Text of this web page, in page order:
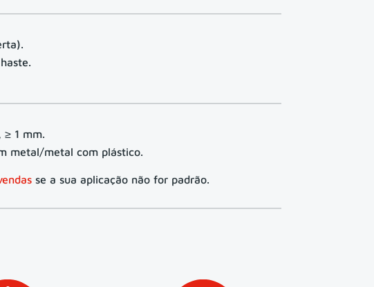
≥ 1 mm.
metal/metal com plástico.
se a sua aplicação não for padrão.